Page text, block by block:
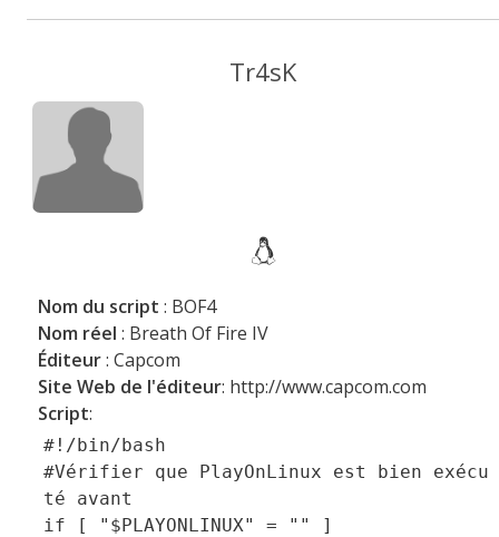
Tr4sK
Nom du script : BOF4
Nom réel : Breath Of Fire IV
Éditeur: Capcom
Site Web de l'éditeur: http://www.capcom.com
Script:
#!/bin/bash
#Vérifier que PlayOnLinux est bien exécu
té avant
if [ "$PLAYONLINUX" = "" ]